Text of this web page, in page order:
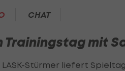
CHAT
Trainingstag mit
LASK-Stürmer liefert